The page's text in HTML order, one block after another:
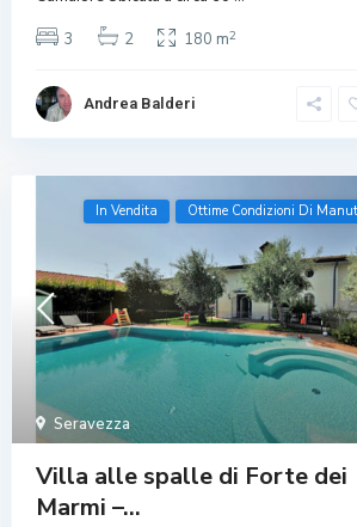
3
2 180 m2
Andrea Balderi
Seravezza
In Vendita Ottime Condizioni Di
Villa alle spalle di Forte dei
Marmi –...